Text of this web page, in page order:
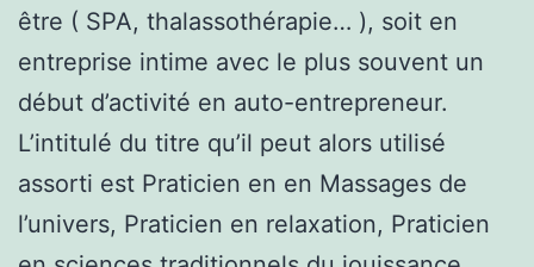
être ( SPA, thalassothérapie… ), soit en
entreprise intime avec le plus souvent un
début d’activité en auto-entrepreneur.
L’intitulé du titre qu’il peut alors utilisé
assorti est Praticien en en Massages de
l’univers, Praticien en relaxation, Praticien